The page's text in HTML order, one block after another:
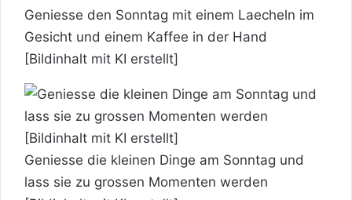
Geniesse den Sonntag mit einem Laecheln im
Gesicht und einem Kaffee in der Hand
[Bildinhalt mit KI erstellt]
Geniesse die kleinen Dinge am Sonntag und
lass sie zu grossen Momenten werden